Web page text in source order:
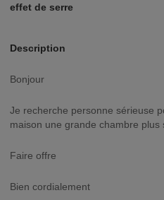
effet de serre
Description
Bonjour
Je recherche personne sérieuse
maison une grande chambre plus
Faire offre
Bien cordialement